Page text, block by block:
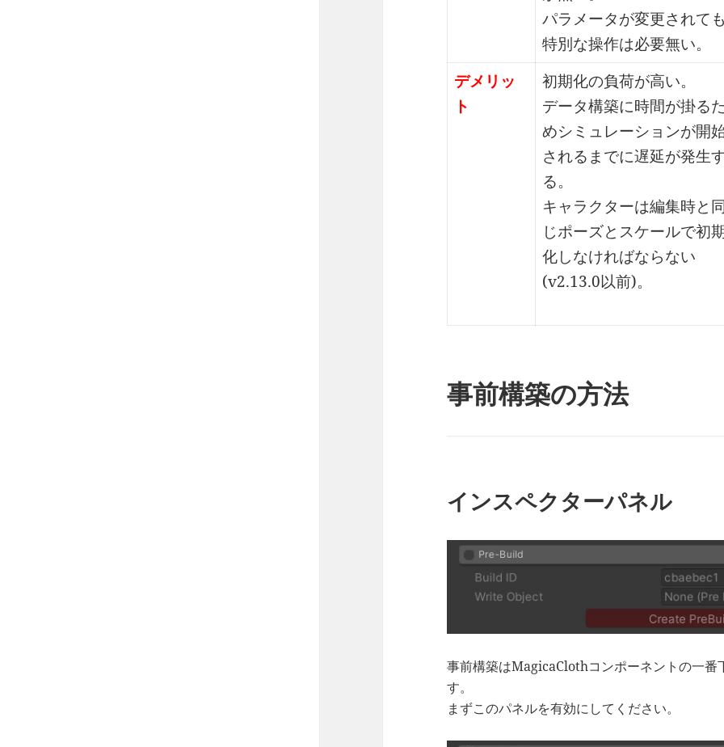
パラメータが変更されて
特別な操作は必要無い。
デメリッ
ト
初期化の負荷が高い。
データ構築に時間が掛る
めシミュレーションが開
されるまでに遅延が発生
る。
キャラクターは編集時と
じポーズとスケールで初
化しなければならない
(v2.13.0以前)。
事前構築の方法
インスペクターパネル
事前構築はMagicaClothコンポーネントの一
す。
まずこのパネルを有効にしてください。